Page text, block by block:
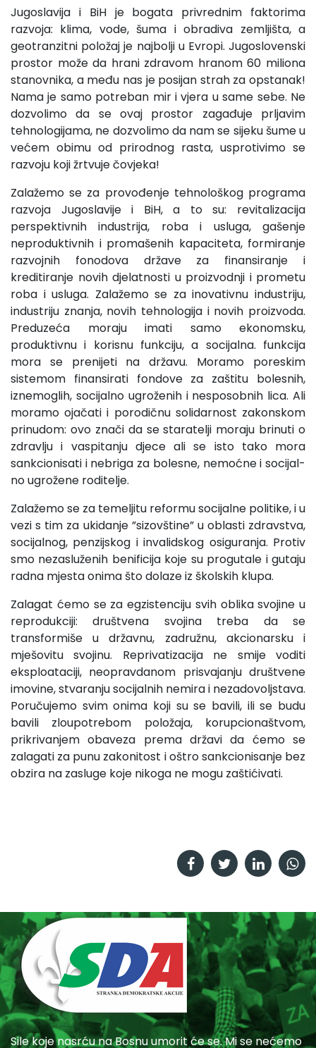
Jugoslavija i BiH je bogata privrednim faktorima
razvo­ja: klima, vode, šuma i obradiva zemljišta, a
geotranzitni polo­žaj je najbolji u Evropi. Jugoslovenski
prostor može da hrani zdravom hranom 60 miliona
stanovnika, a među nas je posijan strah za opstanak!
Nama je samo potreban mir i vjera u same sebe. Ne
dozvolimo da se ovaj prostor zagađuje prljavim
tehno­logijama, ne dozvolimo da nam se sijeku šume u
većem obimu od prirodnog rasta, usprotivimo se
razvoju koji žrtvuje čovje­ka!
Zalažemo se za provođenje tehnološkog programa
raz­voja Jugoslavije i BiH, a to su: revitalizacija
perspektivnih in­dustrija, roba i usluga, gašenje
neproduktivnih i promašenih kapaciteta, formiranje
razvojnih fonodova države za finansiranje i
kreditiranje novih djelatnosti u proizvodnji i prometu
ro­ba i usluga. Zalažemo se za inovativnu industriju,
industriju znanja, novih tehnologija i novih proizvoda.
Preduzeća moraju imati samo ekonomsku,
produktivnu i korisnu funkciju, a so­cijalna. funkcija
mora se prenijeti na državu. Moramo poreskim
sistemom finansirati fondove za zaštitu bolesnih,
iznemoglih, socijalno ugroženih i nesposobnih lica. Ali
moramo ojačati i porodičnu solidarnost zakonskom
prinudom: ovo znači da se staratelji moraju brinuti o
zdravlju i vaspitanju djece ali se isto tako mora
sankcionisati i nebriga za bolesne, nemoćne i socijal­
no ugrožene roditelje.
Zalažemo se za temeljitu reformu socijalne politike, i u
vezi s tim za ukidanje ”sizovštine” u oblasti zdravstva,
socijal­nog, penzijskog i invalidskog osiguranja. Protiv
smo nezasluže­nih benificija koje su progutale i gutaju
radna mjesta onima što dolaze iz školskih klupa.
Zalagat ćemo se za egzistenciju svih oblika svojine u
reprodukciji: društvena svojina treba da se
transformiše u državnu, zadružnu, akcionarsku i
mješovitu svojinu. Reprivatizacija ne smije voditi
eksploataciji, neopravdanom prisvajanju društvene
imovine, stvaranju socijalnih nemira i nezadovoljsta­va.
Poručujemo svim onima koji su se bavili, ili se budu
bavili zloupotrebom položaja, korupcionaštvom,
prikrivanjem obave­za prema državi da ćemo se
zalagati za punu zakonitost i oštro sankcionisanje bez
obzira na zasluge koje nikoga ne mogu za­štićivati.
Sile koje nasrću na Bosnu umorit će se. Mi se nećemo